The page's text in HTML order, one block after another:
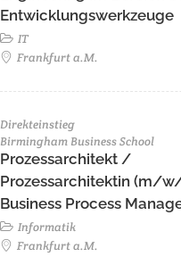
Entwicklungswerkzeuge
IT
Frankfurt a.M.
Direkteinstieg
Birmingham Business School
Prozessarchitekt /
Prozessarchitektin (m/
Business Process
Informatik
Frankfurt a.M.